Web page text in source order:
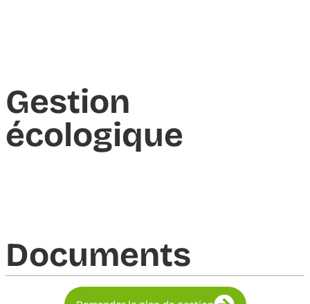
Gestion
écologique
Documents​